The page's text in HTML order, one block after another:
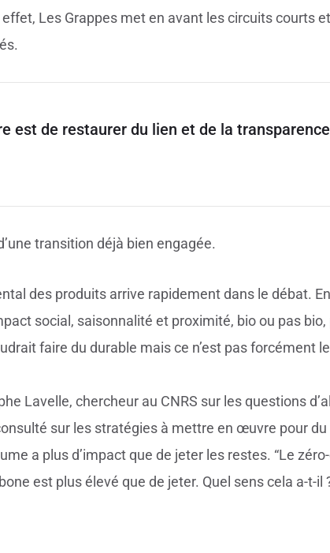
Les Grappes met en avant les circuits courts
est de restaurer du lien et de la
transition déjà bien engagée.
des produits arrive rapidement dans le débat.
social, saisonnalité et proximité, bio ou pas
faire du durable mais ce n’est pas forcément
Lavelle, chercheur au CNRS sur les questions
sur les stratégies à mettre en œuvre pour
a plus d’impact que de jeter les restes. “Le
est plus élevé que de jeter. Quel sens cela a-t-il